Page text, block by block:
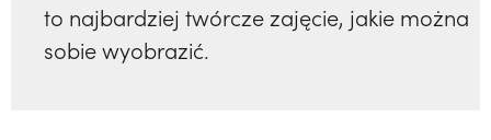
to najbardziej twórcze zajęcie, jakie można
sobie wyobrazić.